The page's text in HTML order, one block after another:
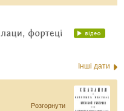
Інші дати
Розгорнути